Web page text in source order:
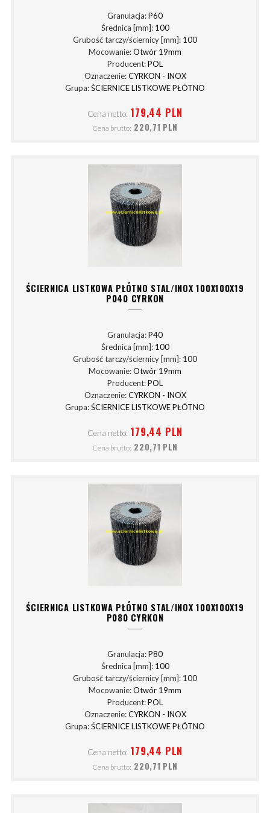
Granulacja:P60
Średnica [mm]: 100
Grubość tarczy/ściernicy [mm]: 100
Mocowanie:Otwór 19mm
Producent:POL
Oznaczenie:CYRKON - INOX
Grupa:ŚCIERNICE LISTKOWE PŁÓTNO
Cena netto: 179,44 PLN
Cena brutto: 220,71 PLN
ŚCIERNICA LISTKOWA PŁÓTNO STAL/INOX 100X100X19
P040 CYRKON
Granulacja:P40
Średnica [mm]: 100
Grubość tarczy/ściernicy [mm]: 100
Mocowanie:Otwór 19mm
Producent:POL
Oznaczenie:CYRKON - INOX
Grupa:ŚCIERNICE LISTKOWE PŁÓTNO
Cena netto: 179,44 PLN
Cena brutto: 220,71 PLN
ŚCIERNICA LISTKOWA PŁÓTNO STAL/INOX 100X100X19
P080 CYRKON
Granulacja:P80
Średnica [mm]: 100
Grubość tarczy/ściernicy [mm]: 100
Mocowanie:Otwór 19mm
Producent:POL
Oznaczenie:CYRKON - INOX
Grupa:ŚCIERNICE LISTKOWE PŁÓTNO
Cena netto: 179,44 PLN
Cena brutto: 220,71 PLN